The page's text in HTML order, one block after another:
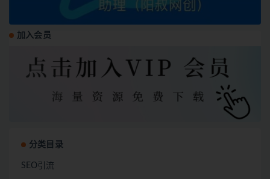
加入会员
分类目录
SEO引流